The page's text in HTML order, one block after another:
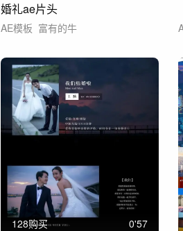
婚礼ae片头
AE模板 富有的牛
128购买 0'57